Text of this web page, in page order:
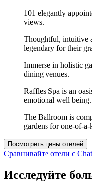
101 elegantly
views.
Thoughtful, intuitive
legendary for their
Immerse in holistic
dining venues.
Raffles Spa is an
emotional well being.
The Ballroom is
gardens for one-of-
Посмотреть цены отелей
Сравнивайте отели с
Исследуйте